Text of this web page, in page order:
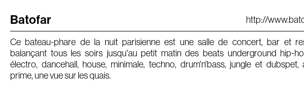
http://
Batofar
Ce bateau-phare de la nuit parisienne est une salle de concert, bar et
balançant tous les soirs jusqu'au petit matin des beats underground hip-
électro, dancehall, house, minimale, techno, drum'n'bass, jungle et dubspet,
prime, une vue sur les quais.